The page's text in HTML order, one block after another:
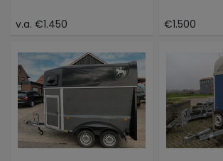
v.a. €1.450 €1.500